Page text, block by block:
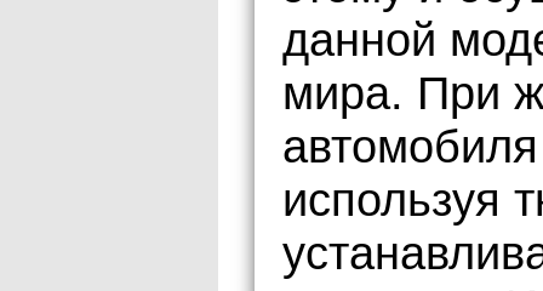
данной
мира. При
используя